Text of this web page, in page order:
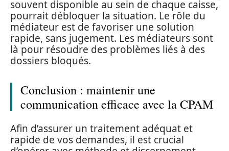
souvent disponible au sein de chaque caisse,
pourrait débloquer la situation. Le rôle du
médiateur est de favoriser une solution
rapide, sans jugement. Les médiateurs sont
là pour résoudre des problèmes liés à des
dossiers bloqués.
Conclusion : maintenir une
communication efficace avec la CPAM
Afin d’assurer un traitement adéquat et
rapide de vos demandes, il est crucial